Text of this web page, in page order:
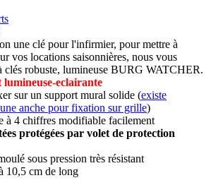
une clé pour l'infirmier, pour mettre à
vos locations saisonnières, nous vous
clés robuste, lumineuse BURG WATCHER.
lumineuse-eclairante
sur un support mural solide (existe
anche pour fixation sur grille)
à 4 chiffres modifiable facilement
protégées par volet de protection
sous pression très résistant
10,5 cm de long